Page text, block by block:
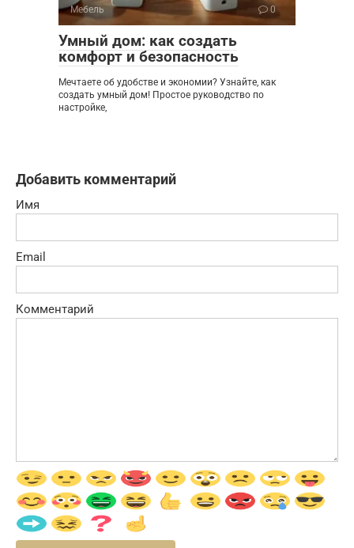
Мебель 0
Умный дом: как создать
комфорт и безопасность
Мечтаете об удобстве и экономии? Узнайте, как
создать умный дом! Простое руководство по
настройке,
Добавить комментарий
Имя
Email
Комментарий